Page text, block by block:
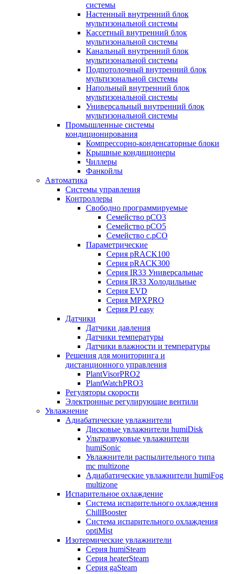
системы
Настенный внутренний блок
мультизональной системы
Кассетный внутренний блок
мультизональной системы
Канальный внутренний блок
мультизональной системы
Подпотолочный внутренний блок
мультизональной системы
Напольный внутренний блок
мультизональной системы
Универсальный внутренний блок
мультизональной системы
Промышленные системы
кондиционирования
Компрессорно-конденсаторные блоки
Крышные кондиционеры
Чиллеры
Фанкойлы
Автоматика
Системы управления
Контроллеры
Свободно программируемые
Семейство pCO3
Семейство pCO5
Семейство c.pCO
Параметрические
Серия pRACK100
Серия pRACK300
Серия IR33 Универсальные
Серия IR33 Холодильные
Серия EVD
Серия MPXPRO
Серия PJ easy
Датчики
Датчики давления
Датчики температуры
Датчики влажности и температуры
Решения для мониторинга и
дистанционного управления
PlantVisorPRO2
PlantWatchPRO3
Регуляторы скорости
Электронные регулирующие вентили
Увлажнение
Адиабатические увлажнители
Дисковые увлажнители humiDisk
Ультразвуковые увлажнители
humiSonic
Увлажнители распылительного типа
mc multizone
Адиабатические увлажнители humiFog
multizone
Испарительное охлаждение
Система испарительного охлаждения
ChillBooster
Система испарительного охлаждения
optiMist
Изотермические увлажнители
Серия humiSteam
Серия heaterSteam
Серия gaSteam